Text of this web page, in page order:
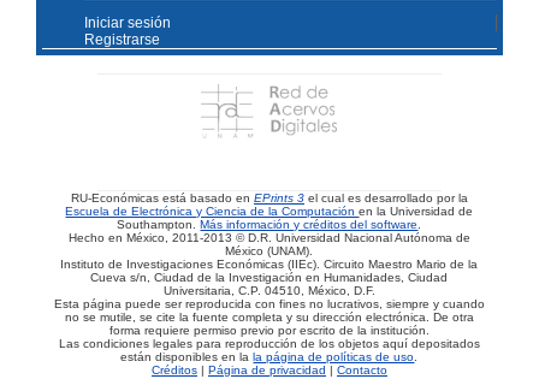
Iniciar sesión
Registrarse
RU-Económicas está basado en EPrints 3 el cual es desarrollado por la
Escuela de Electrónica y Ciencia de la Computaciónen la Universidad de
Southampton.Más información y créditos del software.
Hecho en México, 2011-2013 © D.R. Universidad Nacional Autónoma de
México (UNAM).
Instituto de Investigaciones Económicas (IIEc). Circuito Maestro Mario de la
Cueva s/n, Ciudad de la Investigación en Humanidades, Ciudad
Universitaria, C.P. 04510, México, D.F.
Esta página puede ser reproducida con fines no lucrativos, siempre y cuando
no se mutile, se cite la fuente completa y su dirección electrónica. De otra
forma requiere permiso previo por escrito de la institución.
Las condiciones legales para reproducción de los objetos aquí depositados
están disponibles en lala página de políticas de uso.
Créditos| Página de privacidad | Contacto